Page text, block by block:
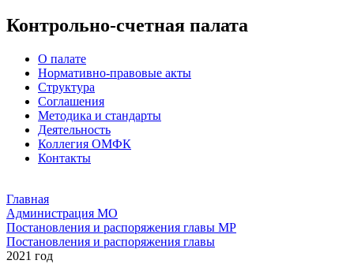
Контрольно-счетная палата
О палате
Нормативно-правовые акты
Структура
Соглашения
Методика и стандарты
Деятельность
Коллегия ОМФК
Контакты
Главная
Администрация МО
Постановления и распоряжения главы МР
Постановления и распоряжения главы
2021 год